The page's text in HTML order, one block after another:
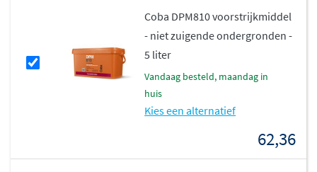
Coba DPM810 voorstrijkmiddel
- niet zuigende ondergronden -
5 liter
vandaag besteld, maandag in
huis
Kies een alternatief
62,36